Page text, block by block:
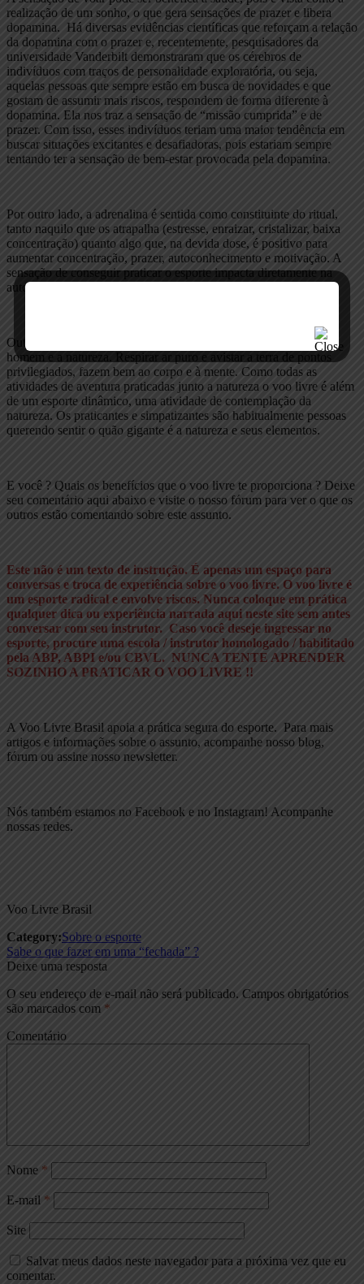
realização de um sonho, o que gera sensações de prazer e libera
dopamina. Há diversas evidências científicas que reforçam a relação
da dopamina com o prazer e, recentemente, pesquisadores da
universidade Vanderbilt demonstraram que os cérebros de
indivíduos com traços de personalidade exploratória, ou seja,
aquelas pessoas que sempre estão em busca de novidades e que
gostam de assumir mais riscos, respondem de forma diferente à
dopamina. Ela nos traz a sensação de “missão cumprida” e de
prazer. Com isso, esses indivíduos teriam uma maior tendência em
buscar situações excitantes e desafiadoras, pois estariam sempre
tentando ter a sensação de bem-estar provocada pela dopamina.
Por outro lado, a adrenalina é sentida como constituinte do ritual,
tanto naquilo que os atrapalha (estresse, enraizar, cristalizar, baixa
concentração) quanto algo que, na devida dose, é positivo para
aumentar concentração, prazer, autoconhecimento e motivação. A
sensação de conseguir praticar o esporte impacta diretamente na
autoestima do piloto, aumenta sua segurança e confiança.
Outro ponto que vale ressaltar, é o aumento do contato entre o
homem e a natureza. Respirar ar puro e avistar a terra de pontos
privilegiados, fazem bem ao corpo e à mente. Como todas as
atividades de aventura praticadas junto a natureza o voo livre é além
de um esporte dinâmico, uma atividade de contemplação da
natureza. Os praticantes e simpatizantes são habitualmente pessoas
querendo sentir o quão gigante é a natureza e seus elementos.
E você ? Quais os benefícios que o voo livre te proporciona ? Deixe
seu comentário aqui abaixo e visite o nosso fórum para ver o que os
outros estão comentando sobre este assunto.
Este não é um texto de instrução. É apenas um espaço para
conversas e troca de experiência sobre o voo livre. O voo livre é
um esporte radical e envolve riscos. Nunca coloque em prática
qualquer dica ou experiência narrada aqui neste site sem antes
conversar com seu instrutor. Caso você deseje ingressar no
esporte, procure uma escola / instrutor homologado / habilitado
pela ABP, ABPI e/ou CBVL. NUNCA TENTE APRENDER
SOZINHO A PRATICAR O VOO LIVRE !!
A Voo Livre Brasil apoia a prática segura do esporte. Para mais
artigos e informações sobre o assunto, acompanhe nosso blog,
fórum ou assine nosso newsletter.
Nós também estamos no Facebook e no Instagram! Acompanhe
nossas redes.
Voo Livre Brasil
Category:Sobre o esporte
Navegação
de
Post
Previous
post:
Sabe o que fazer em uma “fechada” ?
Deixe uma resposta
O seu endereço de e-mail não será publicado. Campos obrigatórios
são marcados com *
Comentário
Nome *
E-mail *
Site
Salvar meus dados neste navegador para a próxima vez que eu
comentar.